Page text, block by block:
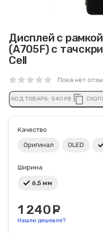
Дисплей с
(A705F) с
Cell
Пока нет
КОД ТОВАРА: 54098 content_copy
Качество
Оригинал OLED
Ширина
6,5 мм
1 240
Нашли дешевле?